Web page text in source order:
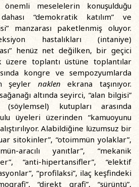
meselelerin konuşulduğu
dahası “demokratik katılım” ve
manzarası paketlenmiş oluyor.
hastalıkları (intaniye)
henüz net değilken, bir geçici
üzere toplantı üstüne toplantılar
kongre ve sempozyumlarda
şeyler naklen ekrana taşınıyor.
altında seyirci, “alan bilgisi”
kutupları arasında
üyeleri üzerinden “kamuoyunu
Alabildiğine lüzumsuz bir
sitokinler”, “otoimmün yolaklar”,
aracılı yanıtlar”, “mekanik
“anti-hipertansifler”, “elektif
“profilaksi”, ilaç keşfindeki
“direkt grafi”, “sürüntü”,